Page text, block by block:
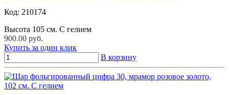
Код: 210174
Высота 105 см. С гелием
900.00 руб.
Купить за один клик
В корзину